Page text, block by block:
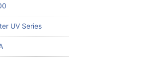
UV Series